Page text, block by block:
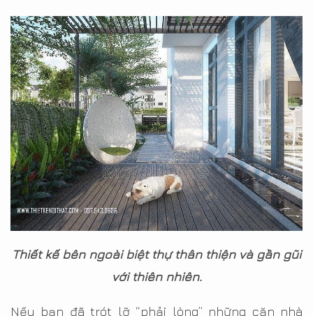
Thiết kế bên ngoài biệt thự thân thiện và gần gũi
với thiên nhiên.
Nếu bạn đã trót lỡ “phải lòng” những căn nhà